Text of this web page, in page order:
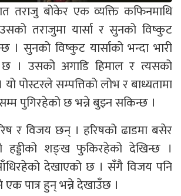
तराजु बोकेर एक व्यक्ति कफिनमाथि
तराजुमा यार्सा र सुनको विष्कुट
। सुनको विष्कुट यार्साको भन्दा भारी
। उसको अगाडि हिमाल र त्यसको
पोस्टरले सम्पत्तिको लोभ र बाध्यतामा
पुगिरहेको छ भन्ने बुझ्न सकिन्छ ।
र विजय छन् । हरिषको ढाडमा बसेर
हड्डीको शङ्ख फुकिरहेको देखिन्छ ।
देखाएको छ । सँगै विजय पनि
एक पात्र हुन् भन्ने देखाउँछ ।